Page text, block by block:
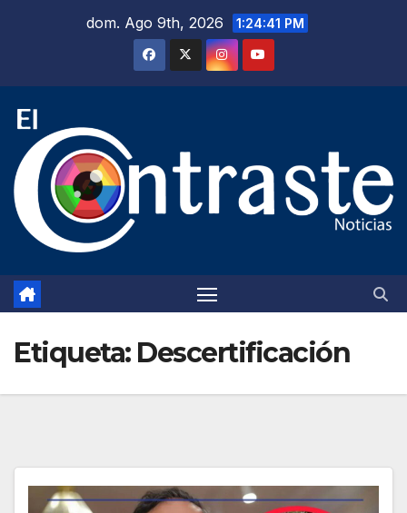
dom. Ago 9th, 2026 1:24:42 PM
Etiqueta: Descertificación